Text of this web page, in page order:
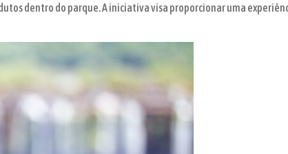
dentro do parque. A iniciativa visa proporcionar uma